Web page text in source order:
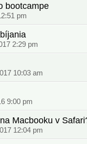
bootcampe
pm
2:29 pm
10:03 am
9:00 pm
Macbooku v
12:04 pm